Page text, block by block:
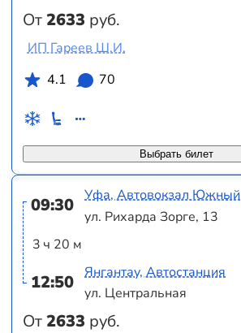
От2633 руб.
Выбрать билет
ИП Гареев Ш.И.
4.1
70
09:30
3 ч 20 м
12:50
От2633 руб.
Уфа, Автовокзал Южный
ул. Рихарда Зорге, 13
Янгантау, Автостанция
ул. Центральная